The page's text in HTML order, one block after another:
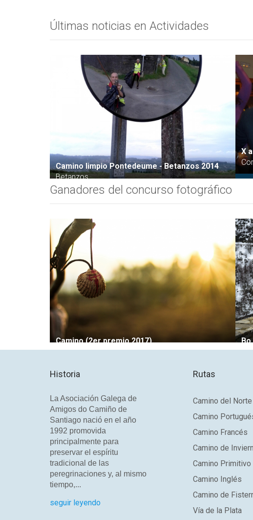
Últimas noticias en Actividades
Camino limpio Pontedeume - Betanzos 2014
Betanzos
X
Ganadores del concurso fotográfico
Camino (2er premio 2017) Bo
Historia
La Asociación Galega de
Amigos do Camiño de
Santiago nació en el año
1992 promovida
principalmente para
preservar el espíritu
tradicional de las
peregrinaciones y, al mismo
tiempo,...
seguir leyendo
Rutas
Camino del Norte
Camino
Camino Francés
Camino de
Camino Primitivo
Camino Inglés
Camino de
Vía de la Plata